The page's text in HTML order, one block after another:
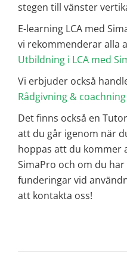
stegen till vänster
E-learning LCA med
vi rekommenderar alla
Utbildning i LCA med
Vi erbjuder också
Rådgivning &
Det finns också en
att du går igenom när
hoppas att du kommer
SimaPro och om du
funderingar vid
att kontakta oss!